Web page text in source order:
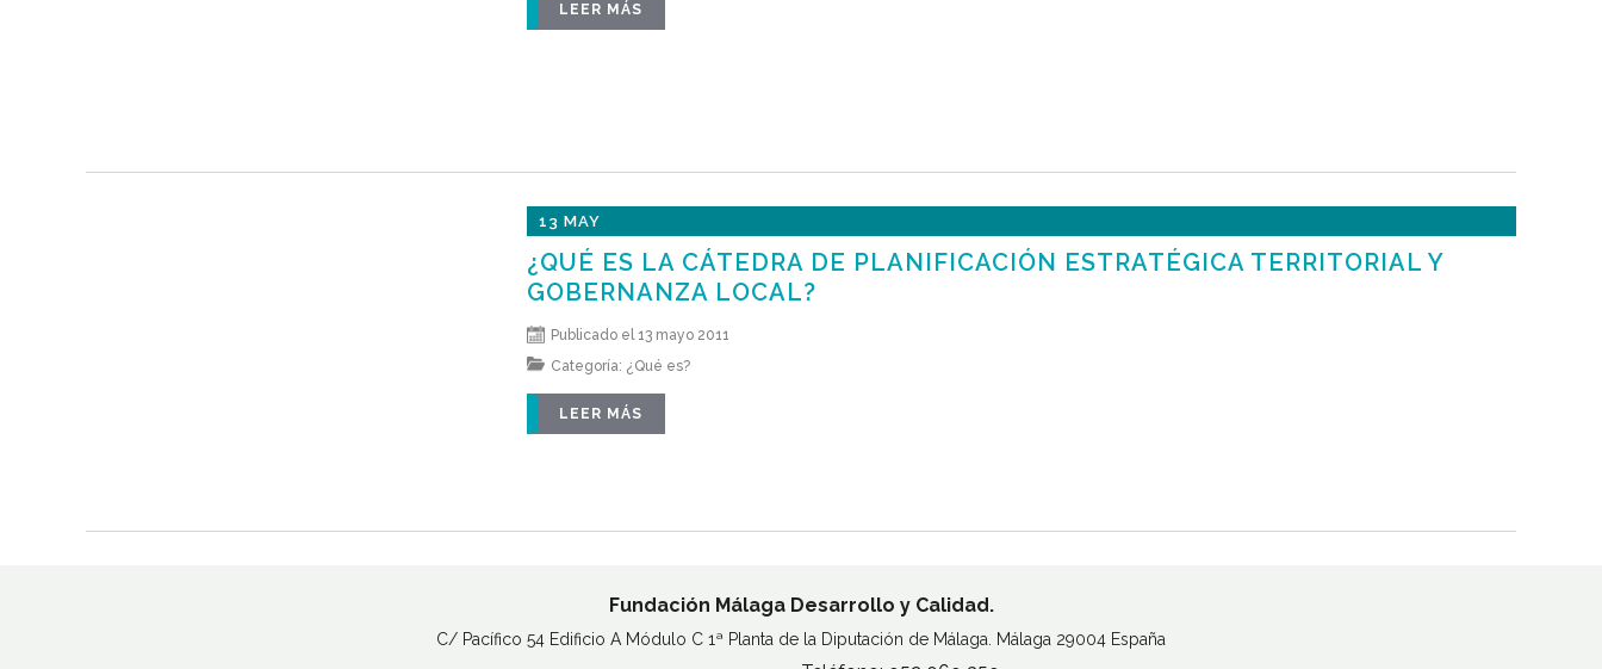
LEER MÁS
13 MAY
¿QUÉ ES LA CÁTEDRA DE PLANIFICACIÓN ESTRATÉGICA TERRITORIAL Y
GOBERNANZA LOCAL?
Publicado el 13 mayo 2011
Categoría: ¿Qué es?
LEER MÁS
Fundación Málaga Desarrollo y Calidad.
C/ Pacífico 54 Edificio A Módulo C 1ª Planta de la Diputación de Málaga. Málaga 29004 España